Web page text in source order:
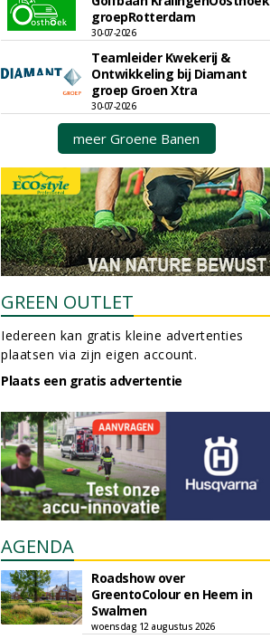
groepRotterdam
30-07-2026
Teamleider Kwekerij &
Ontwikkeling bij Diamant
groep Groen Xtra
30-07-2026
meer Groene Banen
GREEN OUTLET
Iedereen kan gratis kleine advertenties
plaatsen via zijn eigen account.
Plaats een gratis advertentie
AGENDA
Roadshow over
GreentoColour en Heem in
Swalmen
woensdag 12 augustus 2026